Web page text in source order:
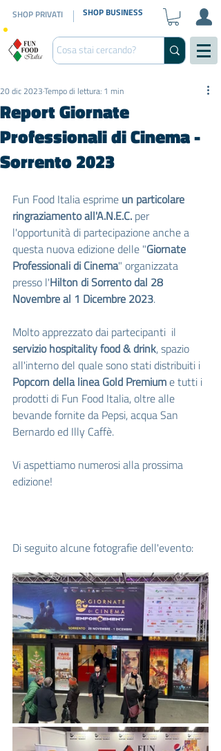
SHOP PRIVATI SHOP BUSINESS
Report Giornate
Professionali di Cinema -
Sorrento 2023
20 dic 2023Tempo di lettura: 1 min
Fun Food Italia esprime un particolare
ringraziamento all'A.N.E.C. per
l'opportunità di partecipazione anche a
questa nuova edizione delle "Giornate
Professionali di Cinema" organizzata
presso l'Hilton di Sorrento dal 28
Novembre al 1 Dicembre 2023.
Molto apprezzato dai partecipanti  il
servizio hospitality food & drink, spazio
all'interno del quale sono stati distribuiti i
Popcorn della linea Gold Premium e tutti i
prodotti di Fun Food Italia, oltre alle
bevande fornite da Pepsi, acqua San
Bernardo ed Illy Caffè.
Vi aspettiamo numerosi alla prossima
edizione!
Di seguito alcune fotografie dell'evento: